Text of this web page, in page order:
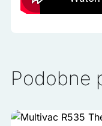
Podobne